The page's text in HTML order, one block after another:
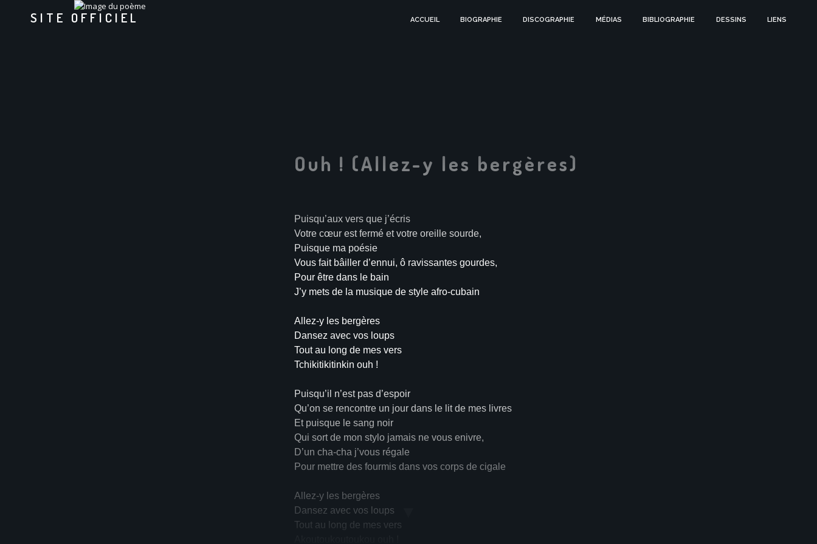
SITE OFFICIEL ACCUEIL BIOGRAPHIE DISCOGRAPHIE MÉDIAS BIBLIOGRAPHIE DESSINS LIENS
Ouh ! (Allez-y les bergères)
Puisqu’aux vers que j’écris
Votre cœur est fermé et votre oreille sourde,
Puisque ma poésie
Vous fait bâiller d’ennui, ô ravissantes gourdes,
Pour être dans le bain
J’y mets de la musique de style afro-cubain
Allez-y les bergères
Dansez avec vos loups
Tout au long de mes vers
Tchikitikitinkin ouh !
Puisqu’il n’est pas d’espoir
Qu’on se rencontre un jour dans le lit de mes livres
Et puisque le sang noir
Qui sort de mon stylo jamais ne vous enivre,
D’un cha-cha j’vous régale
Pour mettre des fourmis dans vos corps de cigale
Allez-y les bergères
Dansez avec vos loups
Tout au long de mes vers